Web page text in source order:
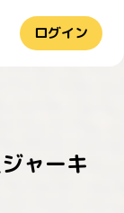
ログイン
ャーキ